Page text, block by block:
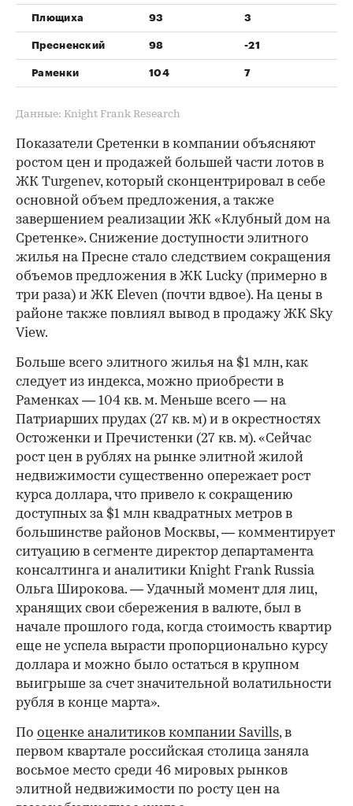
Плющиха 93 3
Пресненский 98 -21
Раменки 104 7
Данные: Knight Frank Research
Показатели Сретенки в компании объясняют
ростом цен и продажей большей части лотов в
ЖК Turgenev, который сконцентрировал в себе
основной объем предложения, а также
завершением реализации ЖК «Клубный дом на
Сретенке». Снижение доступности элитного
жилья на Пресне стало следствием сокращения
объемов предложения в ЖК Lucky (примерно в
три раза) и ЖК Eleven (почти вдвое). На цены в
районе также повлиял вывод в продажу ЖК Sky
View.
Больше всего элитного жилья на $1 млн, как
следует из индекса, можно приобрести в
Раменках — 104 кв. м. Меньше всего — на
Патриарших прудах (27 кв. м) и в окрестностях
Остоженки и Пречистенки (27 кв. м). «Сейчас
рост цен в рублях на рынке элитной жилой
недвижимости существенно опережает рост
курса доллара, что привело к сокращению
доступных за $1 млн квадратных метров в
большинстве районов Москвы, — комментирует
ситуацию в сегменте директор департамента
консалтинга и аналитики Knight Frank Russia
Ольга Широкова. — Удачный момент для лиц,
хранящих свои сбережения в валюте, был в
начале прошлого года, когда стоимость квартир
еще не успела вырасти пропорционально курсу
доллара и можно было остаться в крупном
выигрыше за счет значительной волатильности
рубля в конце марта».
По оценке аналитиков компании Savills, в
первом квартале российская столица заняла
восьмое место среди 46 мировых рынков
элитной недвижимости по росту цен на